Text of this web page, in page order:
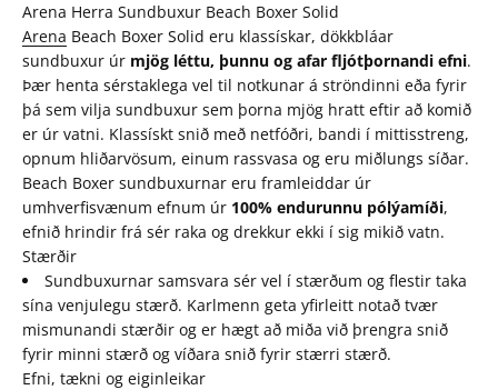
Arena Herra Sundbuxur Beach Boxer Solid
Arena Beach Boxer Solid eru klassískar, dökkbláar
sundbuxur úr mjög léttu, þunnu og afar fljótþornandi efni.
Þær henta sérstaklega vel til notkunar á ströndinni eða fyrir
þá sem vilja sundbuxur sem þorna mjög hratt eftir að komið
er úr vatni. Klassískt snið með netfóðri, bandi í mittisstreng,
opnum hliðarvösum, einum rassvasa og eru miðlungs síðar.
Beach Boxer sundbuxurnar eru framleiddar úr
umhverfisvænum efnum úr 100% endurunnu pólýamíði,
efnið hrindir frá sér raka og drekkur ekki í sig mikið vatn.
Stærðir
Sundbuxurnar samsvara sér vel í stærðum og flestir taka
sína venjulegu stærð. Karlmenn geta yfirleitt notað tvær
mismunandi stærðir og er hægt að miða við þrengra snið
fyrir minni stærð og víðara snið fyrir stærri stærð.
Efni, tækni og eiginleikar